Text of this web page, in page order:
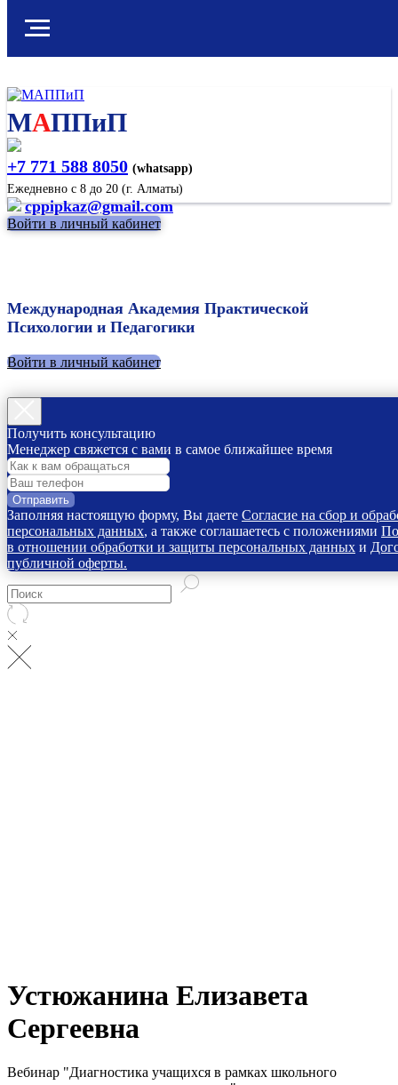
МАППиП
+7 771 588 8050 (whatsapp)
Ежедневно с 8 до 20 (г. Алматы)
cppipkaz@gmail.com
Войти в личный кабинет
Международная Академия Практической
Психологии и Педагогики
Войти в личный кабинет
Получить консультацию
Менеджер свяжется с вами в самое ближайшее время
Отправить
Заполняя настоящую форму, Вы даете Согласие на сбор и
персональных данных, а также соглашаетесь с положениями
в отношении обработки и защиты персональных данных и
публичной оферты.
Устюжанина Елизавета
Сергеевна
Вебинар "Диагностика учащихся в рамках школьного